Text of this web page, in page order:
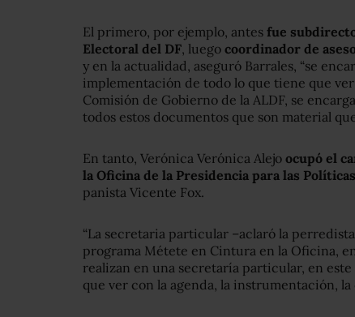
El primero, por ejemplo, antes fue
Electoral del DF, luego coordinador de
y en la actualidad, aseguró Barrales, “se
implementación de todo lo que tiene que
Comisión de Gobierno de la ALDF, se
todos estos documentos que son material
En tanto, Verónica Verónica Alejo ocupó el
la Oficina de la Presidencia para las
panista Vicente Fox.
“La secretaria particular –aclaró la
programa Métete en Cintura en la Oficina,
realizan en una secretaría particular, en
que ver con la agenda, la instrumentación,